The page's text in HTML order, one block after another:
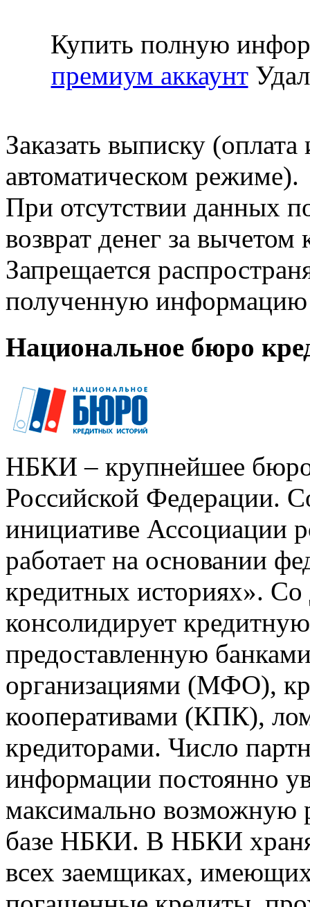
Купить полную
премиум аккаунт
Заказать выписку
автоматическом режиме).
При отсутствии данных
возврат денег за
Запрещается
полученную информацию
Национальное бюро
НБКИ – крупнейшее
Российской Федерации.
инициативе Ассоциации
работает на основании
кредитных историях».
консолидирует
предоставленную
организациями (МФО),
кооперативами (КПК),
кредиторами. Число
информации постоянно
максимально возможную
базе НБКИ. В НБКИ
всех заемщиках,